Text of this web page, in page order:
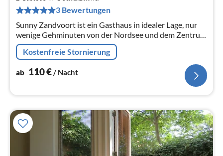
3 Bewertungen
Sunny Zandvoort ist ein Gasthaus in idealer Lage, nur
wenige Gehminuten von der Nordsee und dem Zentrum
von Zandvoort
Kostenfreie Stornierung
ab 110€/ Nacht